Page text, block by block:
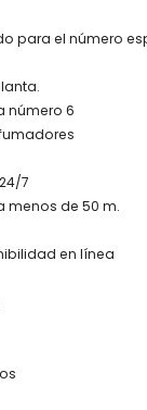
para el número
número 6
7
menos de 50 m.
en línea